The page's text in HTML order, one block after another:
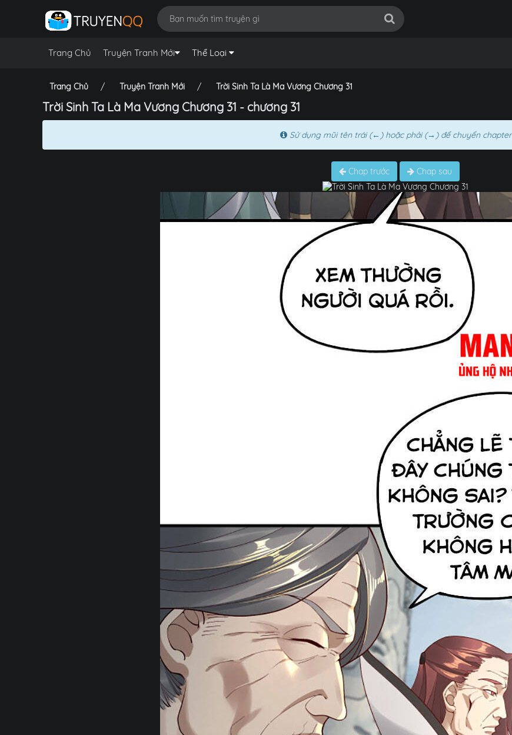
Trang Chủ Truyện Tranh Mới Thể Loại
Trang Chủ Truyện Tranh Mới Trời Sinh Ta Là Ma Vương Chương 31
Trời Sinh Ta Là Ma Vương Chương 31 - chương 31
Sử dụng mũi tên trái (←) hoặc phải (→) để chuyển chapter
Chap trước Chap sau